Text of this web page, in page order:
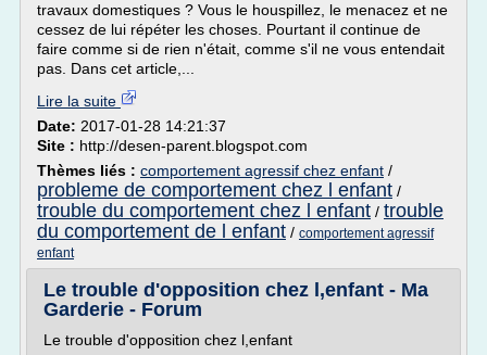
travaux domestiques ? Vous le houspillez, le menacez et ne
cessez de lui répéter les choses. Pourtant il continue de
faire comme si de rien n'était, comme s'il ne vous entendait
pas. Dans cet article,...
Lire la suite
Date: 2017-01-28 14:21:37
Site : http://desen-parent.blogspot.com
Thèmes liés : comportement agressif chez enfant /
probleme de comportement chez l enfant /
trouble du comportement chez l enfant / trouble
du comportement de l enfant / comportement agressif
enfant
Le trouble d'opposition chez l,enfant - Ma
Garderie - Forum
Le trouble d'opposition chez l,enfant